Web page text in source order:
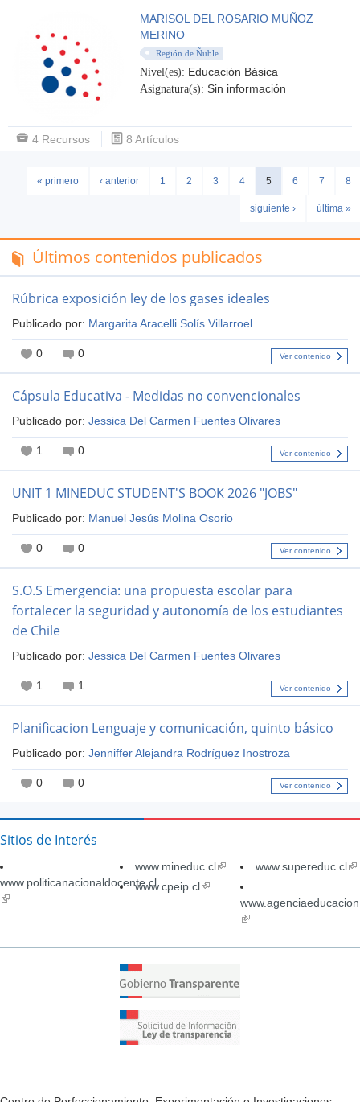
MARISOL DEL ROSARIO MUÑOZ
MERINO
Región de Ñuble
Nivel(es): Educación Básica
Asignatura(s): Sin información
4 Recursos 8 Artículos
Páginas
« primero ‹ anterior 1 2 3 4 5 6 7 8
siguiente › última »
Últimos contenidos publicados
Rúbrica exposición ley de los gases ideales
Publicado por: Margarita Aracelli Solís Villarroel
0 0 Ver contenido
Cápsula Educativa - Medidas no convencionales
Publicado por: Jessica Del Carmen Fuentes Olivares
1 0 Ver contenido
UNIT 1 MINEDUC STUDENT'S BOOK 2026 "JOBS"
Publicado por: Manuel Jesús Molina Osorio
0 0 Ver contenido
S.O.S Emergencia: una propuesta escolar para
fortalecer la seguridad y autonomía de los estudiantes
de Chile
Publicado por: Jessica Del Carmen Fuentes Olivares
1 1 Ver contenido
Planificacion Lenguaje y comunicación, quinto básico
Publicado por: Jenniffer Alejandra Rodríguez Inostroza
0 0 Ver contenido
Sitios de Interés
www.politicanacionaldocente.cl
(link
www.mineduc.cl(link
external)
www.supereduc.cl
www.cpeip.cl(link
external)(link
external)